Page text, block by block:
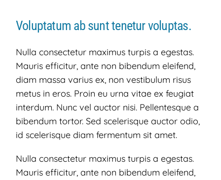
Voluptatum ab sunt tenetur voluptas.
Nulla consectetur maximus turpis a egestas.
Mauris efficitur, ante non bibendum eleifend,
diam massa varius ex, non vestibulum risus
metus in eros. Proin eu urna vitae ex feugiat
interdum. Nunc vel auctor nisi. Pellentesque a
bibendum tortor. Sed scelerisque auctor odio,
id scelerisque diam fermentum sit amet.
Nulla consectetur maximus turpis a egestas.
Mauris efficitur, ante non bibendum eleifend,